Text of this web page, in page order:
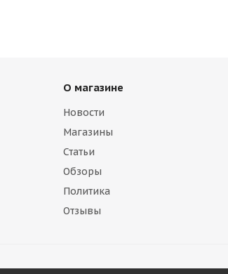
О магазине
Новости
Магазины
Статьи
Обзоры
Политика
Отзывы